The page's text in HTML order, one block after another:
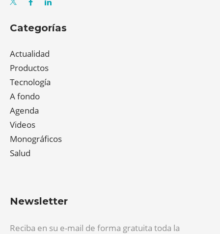
Categorías
Actualidad
Productos
Tecnología
A fondo
Agenda
Videos
Monográficos
Salud
Newsletter
Reciba en su e-mail de forma gratuita toda la